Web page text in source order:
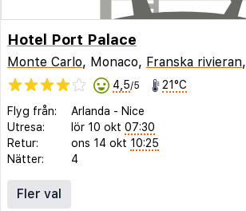
Hotel Port Palace
Monte Carlo, Monaco, Franska rivieran,
4,5/5 21°C
Flyg från: Arlanda - Nice
Utresa:
lör 10 okt 07:30
Retur:
ons 14 okt 10:25
Nätter:
4
Fler val